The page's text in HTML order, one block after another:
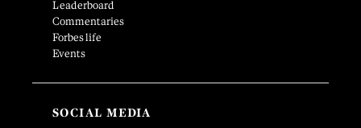
Leaderboard
Commentaries
Forbes life
Events
SOCIAL MEDIA